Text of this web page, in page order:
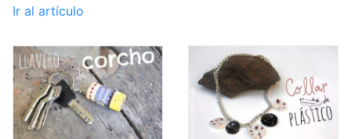
Ir al artículo